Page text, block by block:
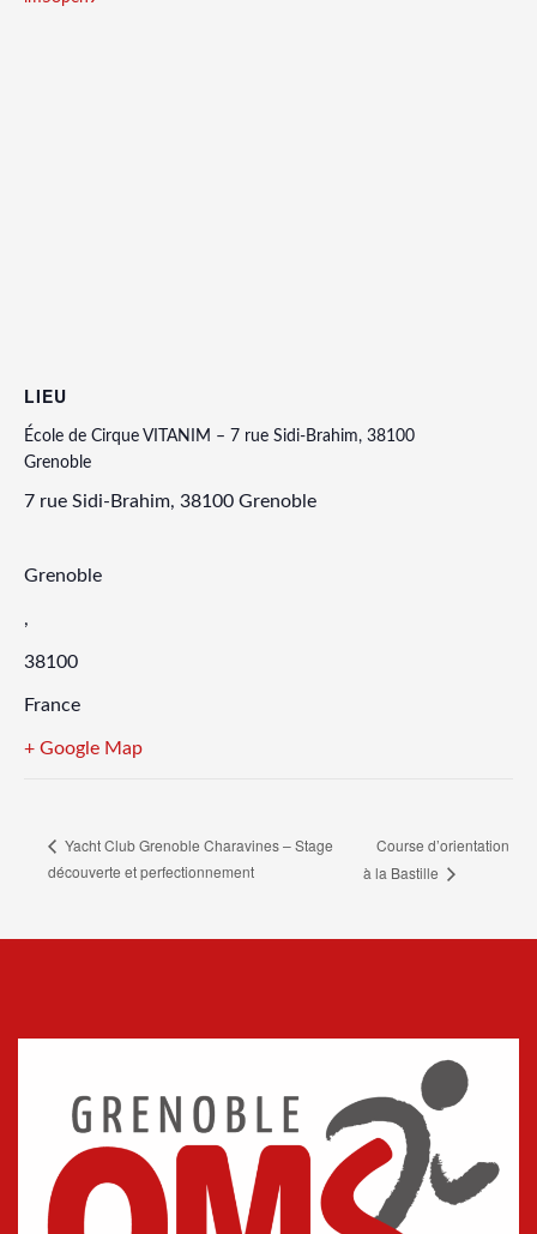
LIEU
École de Cirque VITANIM – 7 rue Sidi-Brahim, 38100
Grenoble
7 rue Sidi-Brahim, 38100 Grenoble
Grenoble
,
38100
France
+ Google Map
Yacht Club Grenoble Charavines – Stage
découverte et perfectionnement
Course d’orientation
à la Bastille